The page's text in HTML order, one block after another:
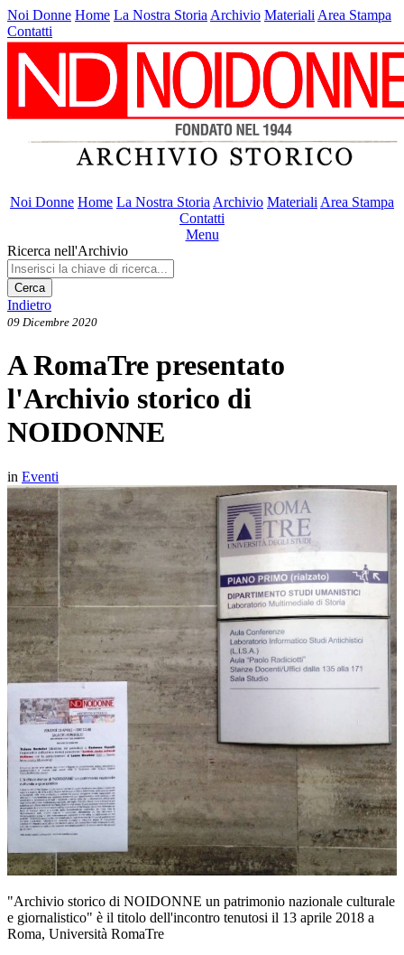
Noi Donne Home La Nostra Storia Archivio Materiali Area Stampa
Contatti
Noi Donne Home La Nostra Storia Archivio Materiali Area Stampa
Contatti
Menu
Ricerca nell'Archivio
Cerca
Indietro
09 Dicembre 2020
A RomaTre presentato
l'Archivio storico di
NOIDONNE
in Eventi
"Archivio storico di NOIDONNE un patrimonio nazionale culturale
e giornalistico" è il titolo dell'incontro tenutosi il 13 aprile 2018 a
Roma, Università RomaTre